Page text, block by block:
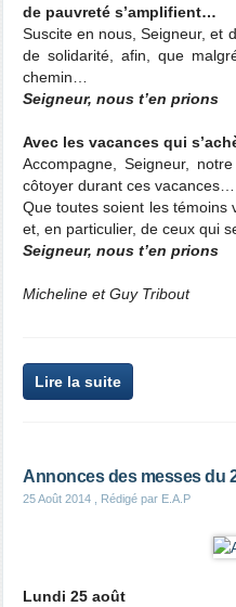
de pauvreté s’amplifient…
Suscite en nous, Seigneur, et
de solidarité, afin, que
chemin…
Seigneur, nous t’en prions
Avec les vacances qui
Accompagne, Seigneur,
côtoyer durant ces vacances…
Que toutes soient les témoins
et, en particulier, de ceux qui
Seigneur, nous t’en prions
Micheline et Guy Tribout
Lire la suite
Annonces des messes du
25 Août 2014 , Rédigé par E.A.P
Lundi 25 août